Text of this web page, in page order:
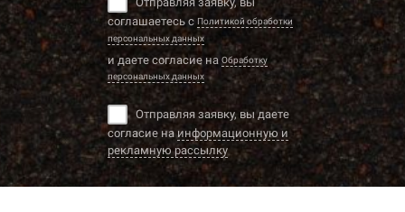
соглашаетесь с Политикой обработки
персональных данных
и даете согласие на Обработку
персональных данных
Отправляя заявку, вы даете
согласие наинформационную и
рекламную рассылку